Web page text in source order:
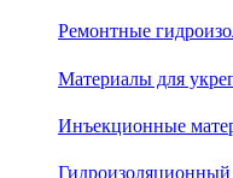
Ремонтные
Материалы для
Инъекционные